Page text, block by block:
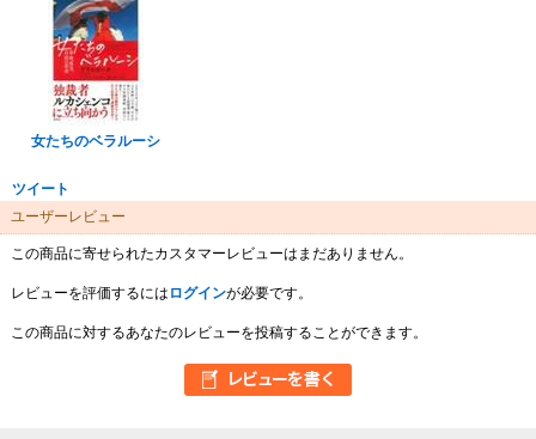
女たちのベラルーシ
ツイート
ユーザーレビュー
この商品に寄せられたカスタマーレビューはまだありません。
レビューを評価するには ログインが必要です。
この商品に対するあなたのレビューを投稿することができます。